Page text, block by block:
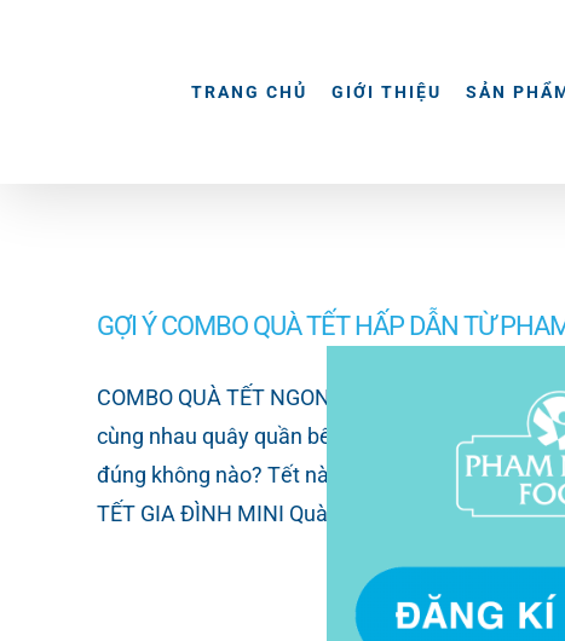
TRANG CHỦ GIỚI THIỆU SẢN
GỢI Ý COMBO QUÀ TẾT HẤP DẪN TỪ
COMBO QUÀ TẾT NGON VÀ LÀNH ĐẾN TỪ
cùng nhau quây quần bên những bữa cơm ấm
đúng không nào? Tết này, hãy trao cho nhau
TẾT GIA ĐÌNH MINI Quà tết gia đình mini ️Gia